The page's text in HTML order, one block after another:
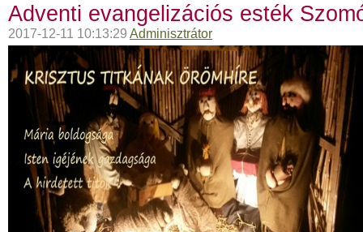
Adventi evangelizációs esték
2017-12-11 10:13:29 Adminisztrátor